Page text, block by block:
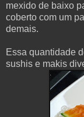
mexido de baixo
coberto com um
demais.
Essa quantidade
sushis e makis